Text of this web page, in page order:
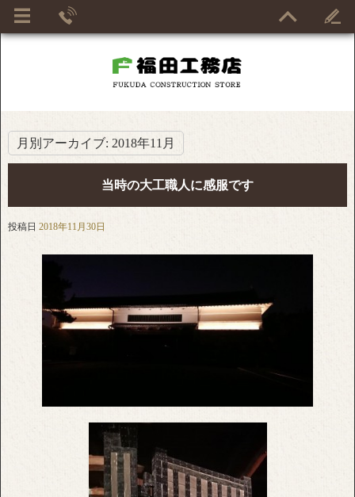
月別アーカイブ: 2018年11月
当時の大工職人に感服です
投稿日 2018年11月30日